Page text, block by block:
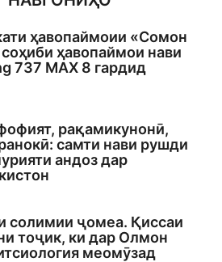
ҳавопаймоии «Сомон
ҳавопаймои нави
737 MAX 8 гардид
рақамикунонӣ,
самти нави рушди
андоз дар
солимии ҷомеа. Қиссаи
тоҷик, ки дар Олмон
меомӯзад